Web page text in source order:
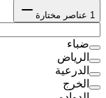
1 عناصر مختارة
ضباء
الرياض
الدرعية
الخرج